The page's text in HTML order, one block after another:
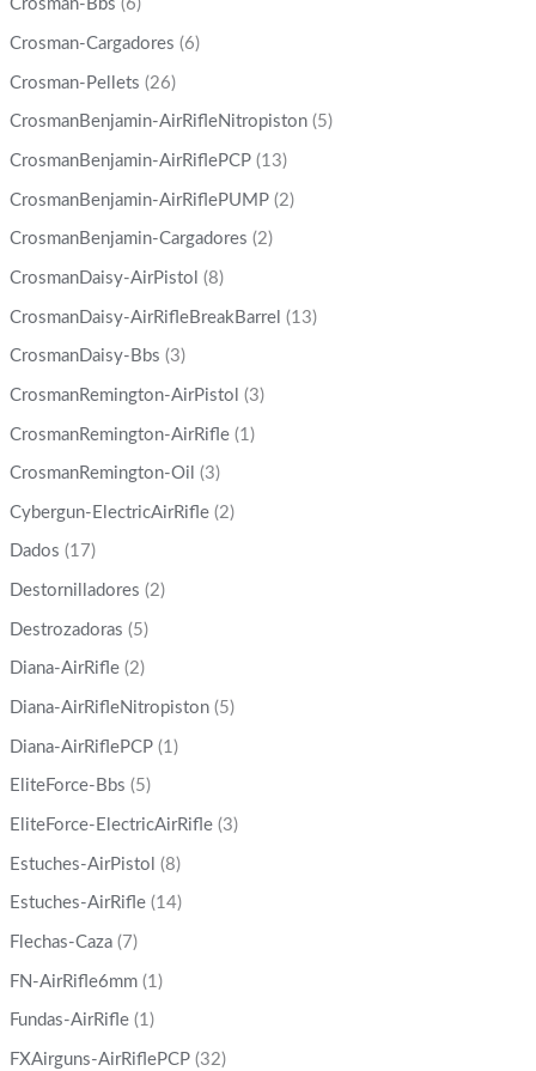
Crosman-Bbs (6)
Crosman-Cargadores (6)
Crosman-Pellets (26)
CrosmanBenjamin-AirRifleNitropiston (5)
CrosmanBenjamin-AirRiflePCP (13)
CrosmanBenjamin-AirRiflePUMP (2)
CrosmanBenjamin-Cargadores (2)
CrosmanDaisy-AirPistol (8)
CrosmanDaisy-AirRifleBreakBarrel (13)
CrosmanDaisy-Bbs (3)
CrosmanRemington-AirPistol (3)
CrosmanRemington-AirRifle (1)
CrosmanRemington-Oil (3)
Cybergun-ElectricAirRifle (2)
Dados (17)
Destornilladores (2)
Destrozadoras (5)
Diana-AirRifle (2)
Diana-AirRifleNitropiston (5)
Diana-AirRiflePCP (1)
EliteForce-Bbs (5)
EliteForce-ElectricAirRifle (3)
Estuches-AirPistol (8)
Estuches-AirRifle (14)
Flechas-Caza (7)
FN-AirRifle6mm (1)
Fundas-AirRifle (1)
FXAirguns-AirRiflePCP (32)